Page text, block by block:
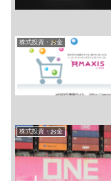
株式投資・お金
株式投資・お金